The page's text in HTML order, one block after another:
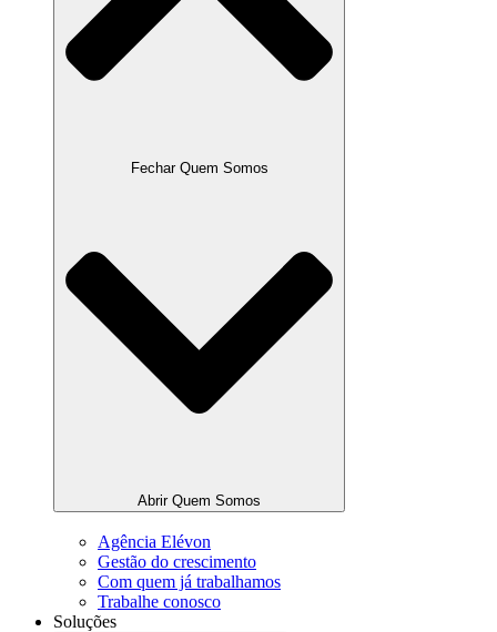
Fechar Quem Somos
Abrir Quem Somos
Agência Elévon
Gestão do crescimento
Com quem já trabalhamos
Trabalhe conosco
Soluções